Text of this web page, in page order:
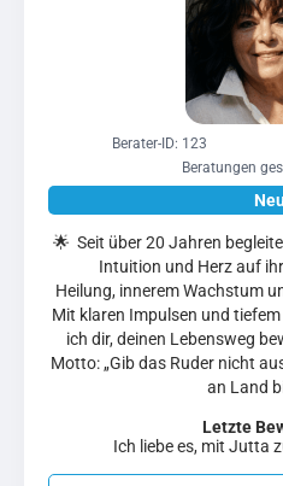
🌟 Seit über 20 Jahren
Intuition und Herz auf
Heilung, innerem Wachstum
Mit klaren Impulsen und
ich dir, deinen Lebensweg
Motto: „Gib das Ruder nicht
an Land
Berater-ID: 123
Beratungen
Letzte
Ich liebe es, mit Jutta